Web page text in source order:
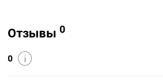
Отзывы 0
0 i